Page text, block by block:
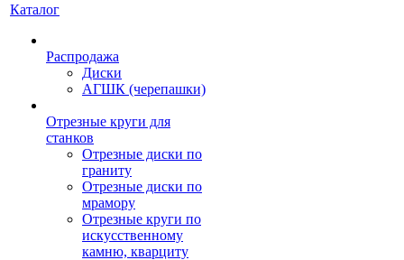
Каталог
Распродажа
Диски
АГШК (черепашки)
Отрезные круги для
станков
Отрезные диски по
граниту
Отрезные диски по
мрамору
Отрезные круги по
искусственному
камню, кварциту